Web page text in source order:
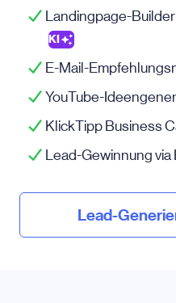
Landingpage-
KI
E-Mail-
YouTube-
KlickTipp Business
Lead-Gewinnung via
Lead-